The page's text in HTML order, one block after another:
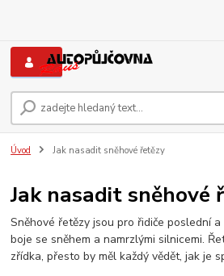
Úvod Jak nasadit sněhové řetězy
Jak nasadit sněhové
Sněhové řetězy jsou pro řidiče poslední
boje se sněhem a namrzlými silnicemi.
zřídka, přesto by měl každý vědět, jak je